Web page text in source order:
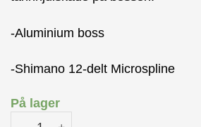
-Aluminium boss
-Shimano 12-delt Microspline
På lager
Mavic Boss ID360 Micro Spline MTB